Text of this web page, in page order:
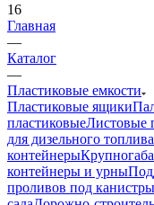
16
Главная
—
Каталог
—
Пластиковые емкости
Пластиковые ящики
пластиковыеЛистовые
для дизельного топлива
контейнеры
контейнеры и урны
проливов под